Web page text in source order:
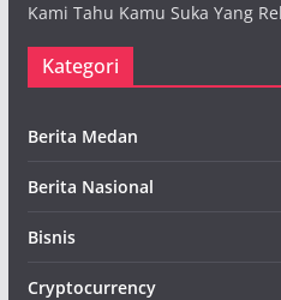
Kami Tahu Kamu Suka Yang
Kategori
Berita Medan
Berita Nasional
Bisnis
Cryptocurrency